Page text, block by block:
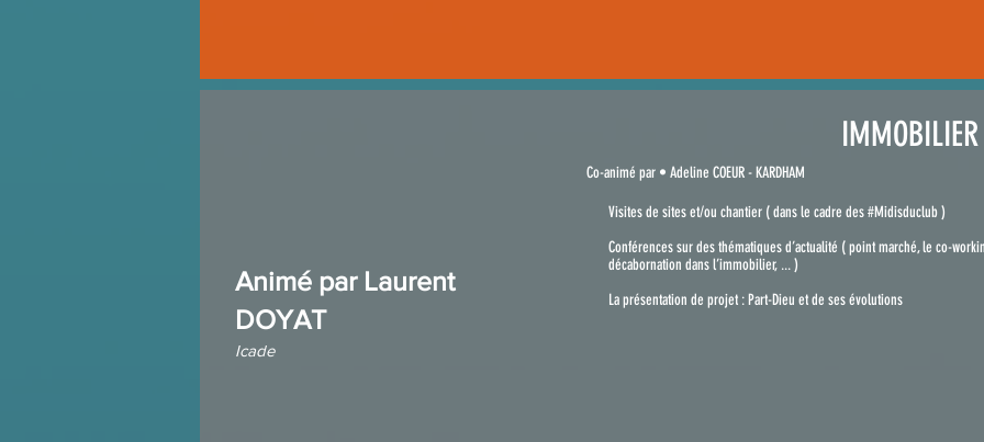
Animé par Laurent
DOYAT
Icade
IMMOBILIER
Co-animé par • Adeline COEUR - KARDHAM
Visites de sites et/ou chantier ( dans le cadre des #Midisduclub )
Conférences sur des thématiques d’actualité ( point marché, le co-
décabornation dans l’immobilier, ... )
La présentation de projet : Part-Dieu et de ses évolutions